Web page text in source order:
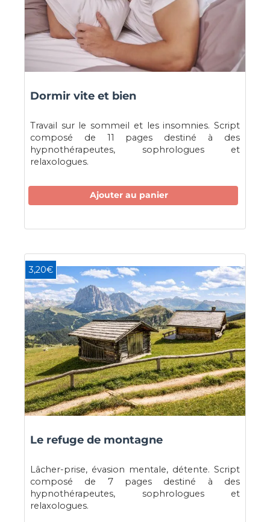
Dormir vite et bien
Travail sur le sommeil et les insomnies. Script
composé de 11 pages destiné à des
hypnothérapeutes, sophrologues et
relaxologues.
Ajouter au panier
3,20€
Le refuge de montagne
Lâcher-prise, évasion mentale, détente. Script
composé de 7 pages destiné à des
hypnothérapeutes, sophrologues et
relaxologues.